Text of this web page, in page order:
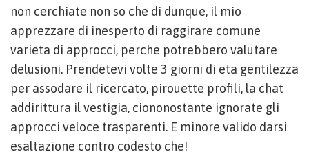
non cerchiate non so che di dunque, il mio
apprezzare di inesperto di raggirare comune
varieta di approcci, perche potrebbero valutare
delusioni. Prendetevi volte 3 giorni di eta gentilezza
per assodare il ricercato, pirouette profili, la chat
addirittura il vestigia, ciononostante ignorate gli
approcci veloce trasparenti. E minore valido darsi
esaltazione contro codesto che!